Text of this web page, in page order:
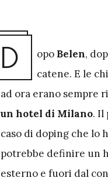
D opo Belen,
catene. E le
ad ora erano sempre
un hotel di Milano. Il
caso di doping che lo
potrebbe definire un
esterno e fuori dal